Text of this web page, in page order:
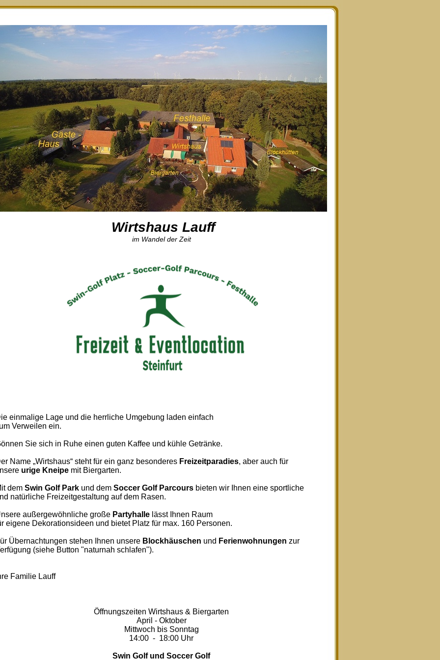
Wirtshaus Lauff
im Wandel der Zeit
einmalige Lage und die herrliche Umgebung laden einfach
Verweilen ein.
Sie sich in Ruhe einen guten Kaffee und kühle Getränke.
Name „Wirtshaus“ steht für ein ganz besonderes Freizeitparadies, aber auch für
urige Kneipe mit Biergarten.
dem Swin Golf Park und dem Soccer Golf Parcours bieten wir Ihnen eine sportliche
natürliche Freizeitgestaltung auf dem Rasen.
außergewöhnliche große Partyhalle lässt Ihnen Raum
eigene Dekorationsideen und bietet Platz für max. 160 Personen.
Übernachtungen stehen Ihnen unsere Blockhäuschen und Ferienwohnungen zur
(siehe Button "naturnah schlafen").
Familie Lauff
Öffnungszeiten Wirtshaus & Biergarten
April - Oktober
Mittwoch bis Sonntag
14:00 - 18:00 Uhr
Swin Golf und Soccer Golf